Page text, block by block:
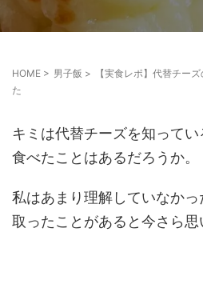
HOME > 男子飯 >
【実食レポ】代替チー
た
キミは代替チーズを知ってい
食べたことはあるだろうか。
私はあまり理解していなか
取ったことがあると今さら思